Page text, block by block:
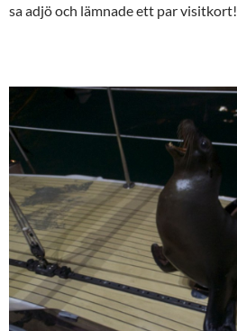
sa adjö och lämnade ett par visitkort!